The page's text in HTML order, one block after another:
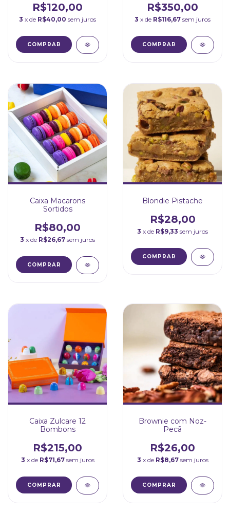
R$120,00
3 x de R$40,00 sem juros
R$350,00
3 x de R$116,67 sem juros
Caixa Macarons
Sortidos
R$80,00
3 x de R$26,67 sem juros
COMPRAR
Blondie Pistache
R$28,00
3 x de R$9,33 sem juros
Caixa Zulcare 12
Bombons
R$215,00
3 x de R$71,67 sem juros
Brownie com Noz-
Pecã
R$26,00
3 x de R$8,67 sem juros